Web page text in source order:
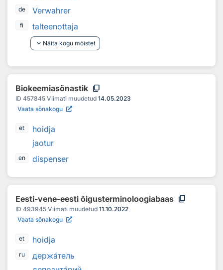
de Verwahrer
fi
talteenottaja
keyboard_arrow_down Näita kogu mõistet
Biokeemiasõnastik content_copy
ID 457845 Viimati muudetud 14.05.2023
Vaata sõnakogu
et
hoidja
jaotur
en dispenser
Eesti-vene-eesti õigusterminoloogiabaas content_copy
ID 493945 Viimati muudetud 11.10.2022
Vaata sõnakogu
et hoidja
ru держатель